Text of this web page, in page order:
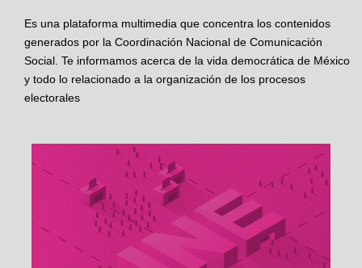
Es una plataforma multimedia que concentra los contenidos
generados por la Coordinación Nacional de Comunicación
Social. Te informamos acerca de la vida democrática de México
y todo lo relacionado a la organización de los procesos
electorales